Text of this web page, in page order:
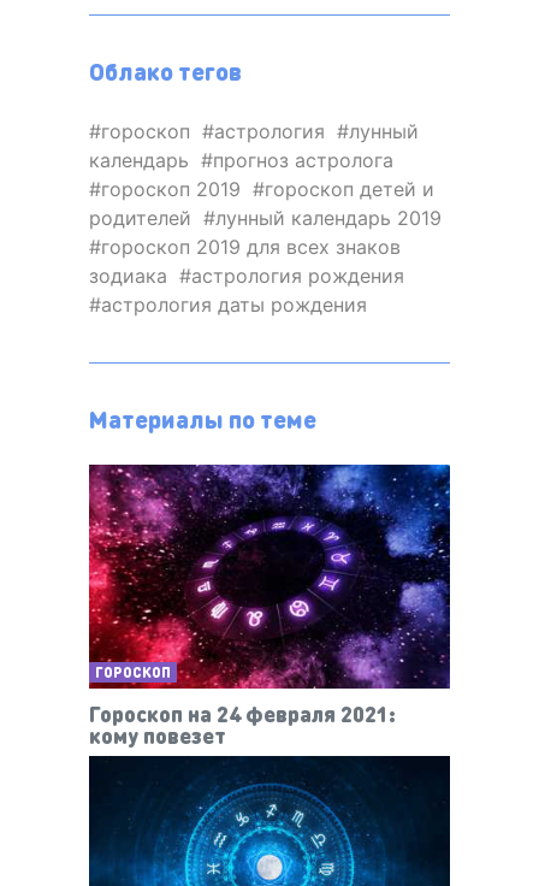
Облако тегов
гороскоп астрология
лунный
календарь
прогноз астролога
гороскоп 2019
гороскоп детей и
родителей
лунный календарь 2019
гороскоп 2019 для всех знаков
зодиака
астрология рождения
астрология даты рождения
Материалы по теме
ГОРОСКОП
Гороскоп на 24 февраля 2021:
кому повезет